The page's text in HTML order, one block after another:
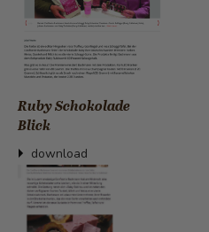
Ruby Schokolade
Blick
download